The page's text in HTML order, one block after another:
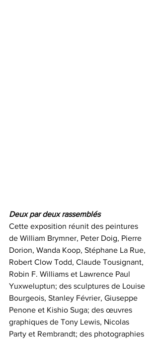
Deux par deux rassemblés
Cette exposition réunit des peintures
de William Brymner, Peter Doig, Pierre
Dorion, Wanda Koop, Stéphane La Rue,
Robert Clow Todd, Claude Tousignant,
Robin F. Williams et Lawrence Paul
Yuxweluptun; des sculptures de Louise
Bourgeois, Stanley Février, Giuseppe
Penone et Kishio Suga; des œuvres
graphiques de Tony Lewis, Nicolas
Party et Rembrandt; des photographies